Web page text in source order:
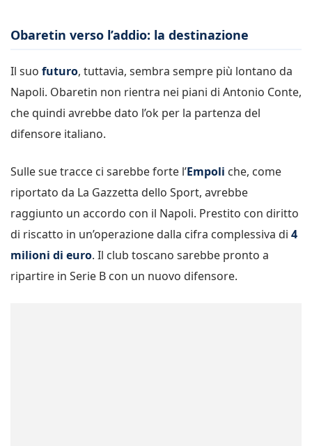
Obaretin verso l’addio: la destinazione
Il suo futuro, tuttavia, sembra sempre più lontano da
Napoli. Obaretin non rientra nei piani di Antonio Conte,
che quindi avrebbe dato l’ok per la partenza del
difensore italiano.
Sulle sue tracce ci sarebbe forte l’Empoli che, come
riportato da La Gazzetta dello Sport, avrebbe
raggiunto un accordo con il Napoli. Prestito con diritto
di riscatto in un’operazione dalla cifra complessiva di 4
milioni di euro. Il club toscano sarebbe pronto a
ripartire in Serie B con un nuovo difensore.